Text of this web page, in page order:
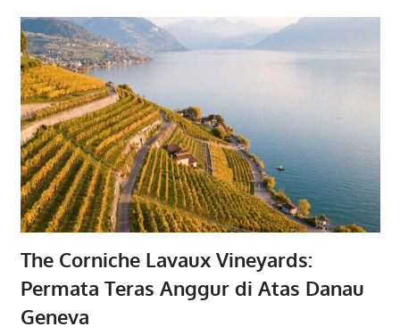
global.
The Corniche Lavaux Vineyards:
Permata Teras Anggur di Atas Danau
Geneva